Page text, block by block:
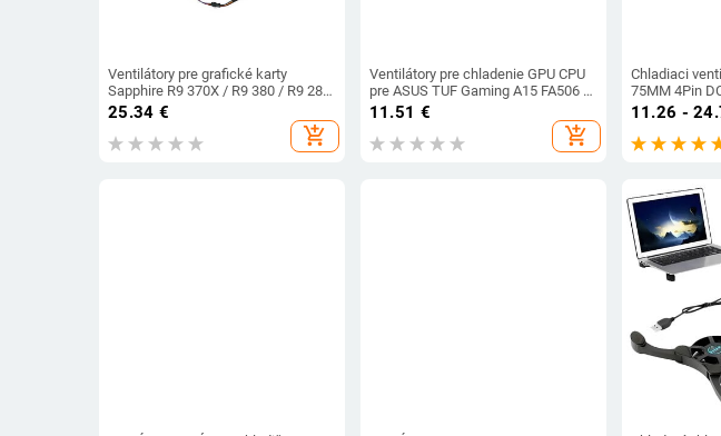
Ventilátory pre grafické karty
Sapphire R9 370X / R9 380 / R9 280
/ HD7850 / R9 285
25.34 €
add_shopping_cart
Ventilátory pre chladenie GPU CPU
pre ASUS TUF Gaming A15 FA506 IV
FA506IU FA506IH FX506 IU
FX506LH Chladič náhradné diely pre
notebooky
11.51 €
add_shopping_cart
Chladiaci
75MM 4Pin
Gigabyte GTX
Aorus GTX
chladič
11.26 -